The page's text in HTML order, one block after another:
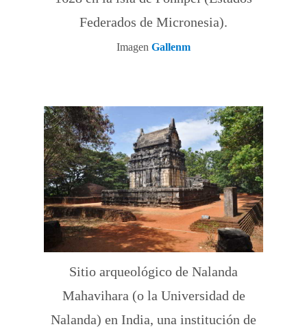
Federados de Micronesia).
Imagen Gallenm
Sitio arqueológico de Nalanda
Mahavihara (o la Universidad de
Nalanda) en India, una institución de